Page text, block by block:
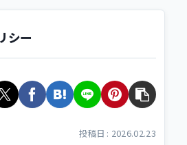
シー
2026.02.23